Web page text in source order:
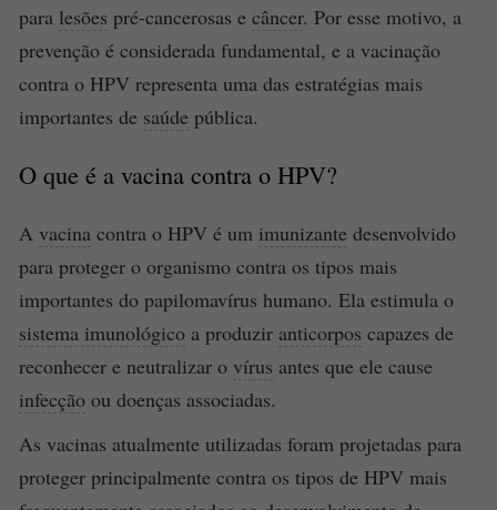
para lesões pré-cancerosas e câncer. Por esse motivo, a
prevenção é considerada fundamental, e a vacinação
contra o HPV representa uma das estratégias mais
importantes de saúde pública.
O que é a vacina contra o HPV?
A vacina contra o HPV é um imunizante desenvolvido
para proteger o organismo contra os tipos mais
importantes do papilomavírus humano. Ela estimula o
sistema imunológico a produzir anticorpos capazes de
reconhecer e neutralizar o vírus antes que ele cause
infecção ou doenças associadas.
As vacinas atualmente utilizadas foram projetadas para
proteger principalmente contra os tipos de HPV mais